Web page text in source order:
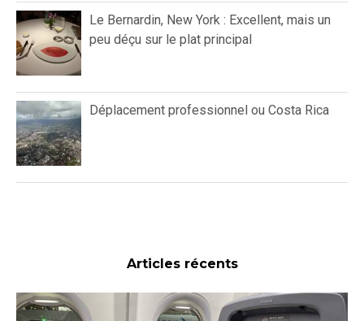
Le Bernardin, New York : Excellent, mais un
peu déçu sur le plat principal
Déplacement professionnel ou Costa Rica
Articles récents